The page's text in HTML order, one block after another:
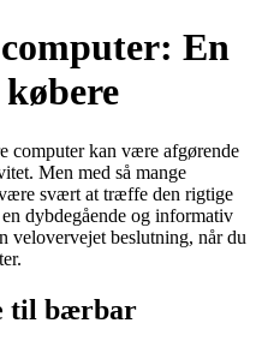
En
computer kan være afgørende
Men med så mange
svært at træffe den rigtige
dybdegående og informativ
velovervejet beslutning, når du
til bærbar